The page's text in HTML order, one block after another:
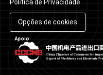
Política de Privacidade
Opções de cookies
Apoio